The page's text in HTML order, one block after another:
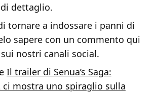
dettaglio.
tornare a indossare i panni di
sapere con un commento qui
nostri canali social.
Il trailer di Senua’s Saga:
ci mostra uno spiraglio sulla